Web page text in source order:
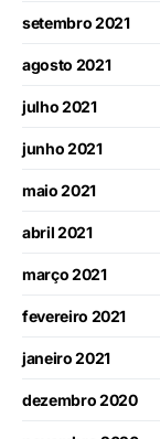
setembro 2021
agosto 2021
julho 2021
junho 2021
maio 2021
abril 2021
março 2021
fevereiro 2021
janeiro 2021
dezembro 2020